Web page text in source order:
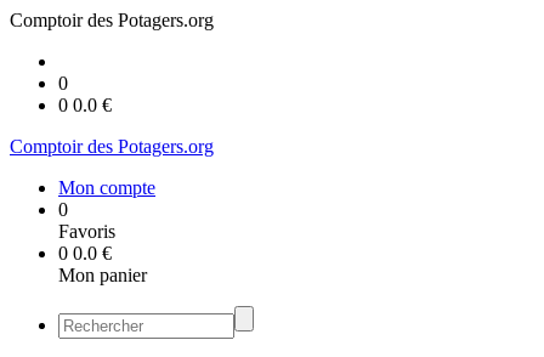
Comptoir des Potagers.org
0
0 0.0 €
Comptoir des Potagers.org
Mon compte
0
Favoris
0 0.0 €
Mon panier